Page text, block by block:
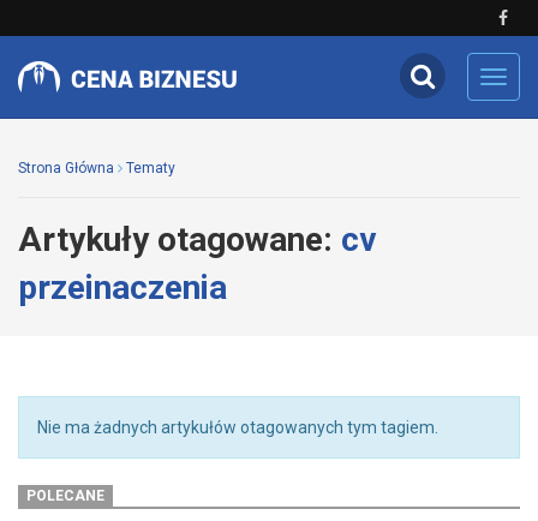
Strona Główna Tematy
Artykuły otagowane: cv
przeinaczenia
Nie ma żadnych artykułów otagowanych tym tagiem.
POLECANE